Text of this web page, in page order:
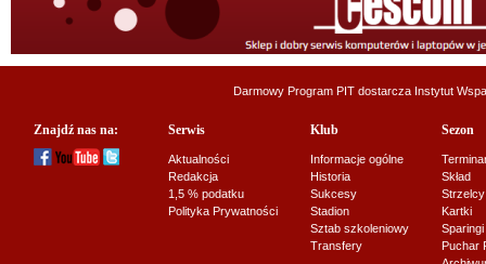
Darmowy Program PIT dostarcza Instytut
Znajdź nas na: Serwis
Aktualności
Redakcja
1,5 % podatku
Polityka Prywatności
Klub
Informacje ogólne
Historia
Sukcesy
Stadion
Sztab szkoleniowy
Transfery
Sezon
Skład
Strzelcy
Kartki
Sparingi
Puchar